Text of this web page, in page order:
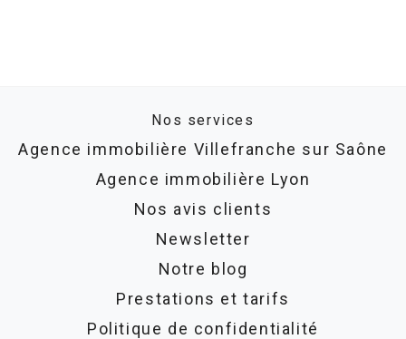
Nos services
Agence immobilière Villefranche sur Saône
Agence immobilière Lyon
Nos avis clients
Newsletter
Notre blog
Prestations et tarifs
Politique de confidentialité